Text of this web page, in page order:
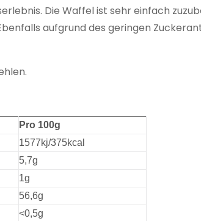
Die Waffel ist sehr einfach
aufgrund des geringen
Pro 100g
1577kj/375kcal
5,7g
1g
56,6g
<0,5g